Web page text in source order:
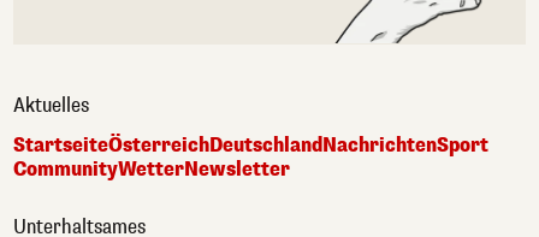
Aktuelles
StartseiteÖsterreichDeutschlandNachrichtenSport
CommunityWetterNewsletter
Unterhaltsames